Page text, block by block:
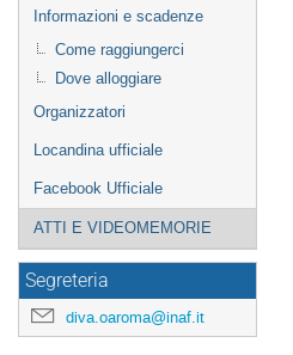
Informazioni e scadenze
Come raggiungerci
Dove alloggiare
Organizzatori
Locandina ufficiale
Facebook Ufficiale
ATTI E VIDEOMEMORIE
Segreteria
diva.oaroma@inaf.it